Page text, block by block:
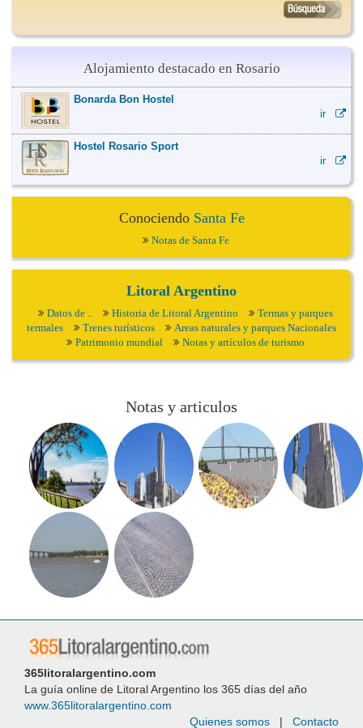
Alojamiento destacado en Rosario
Bonarda Bon Hostel
ir
Hostel Rosario Sport
ir
Conociendo Santa Fe
Notas de Santa Fe
Litoral Argentino
Datos de .. Historia de Litoral Argentino
Termas y parques
termales
Trenes turísticos
Areas naturales y parques Nacionales
Patrimonio mundial
Notas y artículos de turismo
Notas y articulos
365litoralargentino.com
La guía online de Litoral Argentino los 365 días del año
www.365litoralargentino.com
Quienes somos | Contacto